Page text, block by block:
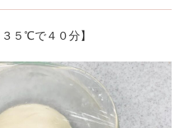
５℃で４０分】